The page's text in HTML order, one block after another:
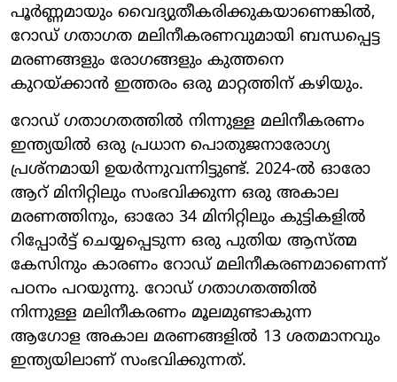
പൂർണ്ണമായും വൈദ്യുതീകരിക്കുകയാണെങ്കിൽ,
റോഡ് ഗതാഗത മലിനീകരണവുമായി ബന്ധപ്പെട്ട
മരണങ്ങളും രോഗങ്ങളും കുത്തനെ
കുറയ്ക്കാൻ ഇത്തരം ഒരു മാറ്റത്തിന് കഴിയും.
റോഡ് ഗതാഗതത്തിൽ നിന്നുള്ള മലിനീകരണം
ഇന്ത്യയിൽ ഒരു പ്രധാന പൊതുജനാരോഗ്യ
പ്രശ്നമായി ഉയർന്നുവന്നിട്ടുണ്ട്. 2024-ൽ ഓരോ
ആറ് മിനിറ്റിലും സംഭവിക്കുന്ന ഒരു അകാല
മരണത്തിനും, ഓരോ 34 മിനിറ്റിലും കുട്ടികളിൽ
റിപ്പോർട്ട് ചെയ്യപ്പെടുന്ന ഒരു പുതിയ ആസ്ത്മ
കേസിനും കാരണം റോഡ് മലിനീകരണമാണെന്ന്
പഠനം പറയുന്നു. റോഡ് ഗതാഗതത്തിൽ
നിന്നുള്ള മലിനീകരണം മൂലമുണ്ടാകുന്ന
ആഗോള അകാല മരണങ്ങളിൽ 13 ശതമാനവും
ഇന്ത്യയിലാണ് സംഭവിക്കുന്നത്.